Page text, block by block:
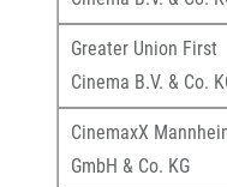
Greater Union First
Cinema B.V. & Co.
CinemaxX
GmbH & Co. KG